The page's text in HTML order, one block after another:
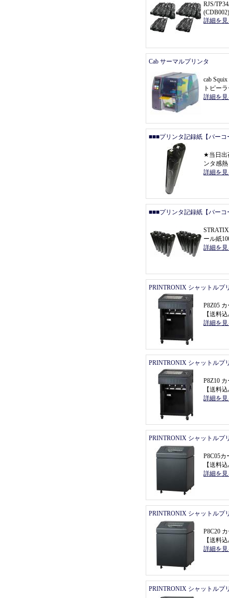
RJS/
(CDB002)
詳細を
Cab サーマルプリンタ
cab
トピー
詳細を
■■■プリンタ記録紙【バー
★当日
ンタ感
詳細を
■■■プリンタ記録紙【バー
ール紙
詳細を
PRINTRONIX シャットルプ
P8Z05
【送料
詳細を
PRINTRONIX シャットルプ
P8Z10
【送料
詳細を
PRINTRONIX シャットルプ
P8C05
【送料
詳細を
PRINTRONIX シャットルプ
P8C20
【送料
詳細を
PRINTRONIX シャットルプ